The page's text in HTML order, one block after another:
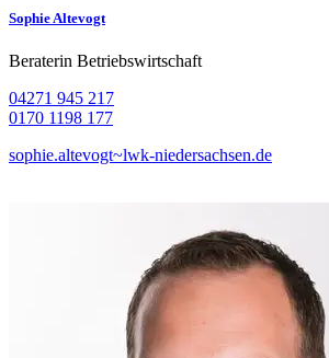
Sophie Altevogt
Beraterin Betriebswirtschaft
04271 945 217
0170 1198 177
sophie.altevogt~lwk-niedersachsen.de